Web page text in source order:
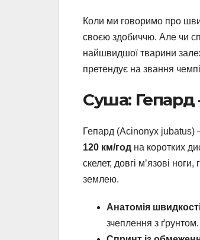
Коли ми говоримо про
своєю здобиччю. Але чи
найшвидшої тварини
претендує на звання
Суша: Гепард
Гепард (Acinonyx jubatus)
120 км/год на коротких
скелет, довгі м’язові
землею.
Анатомія
зчеплення з ґрунтом.